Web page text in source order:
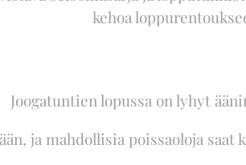
kehoa
Joogatuntien lopussa on lyhyt
ja mahdollisia poissaoloja saat